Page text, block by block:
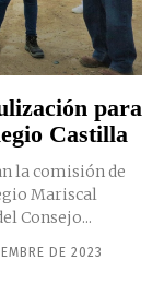
para
Castilla
la comisión de
Mariscal
Consejo...
DE 2023